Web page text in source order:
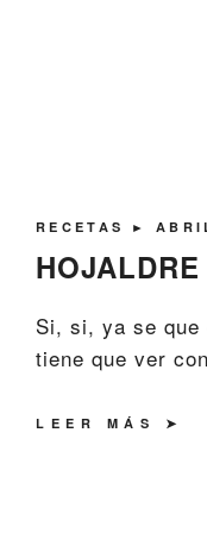
RECETAS ►
Si, si, ya se
tiene que ver
LEER MÁS